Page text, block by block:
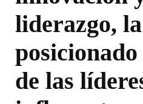
liderazgo,
de las